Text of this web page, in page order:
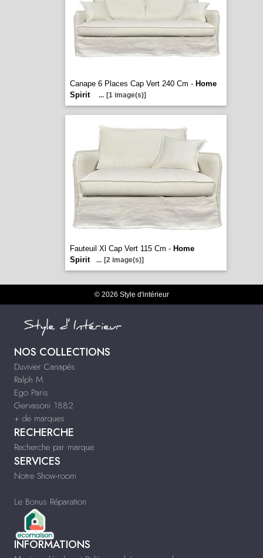
Canape 6 Places Cap Vert 240 Cm - Home
Spirit
... [1 image(s)]
Fauteuil Xl Cap Vert 115 Cm - Home
Spirit
... [2 image(s)]
© 2026 Style d'intérieur
NOS COLLECTIONS
Duvivier Canapés
Ralph M
Ego Paris
Gervasoni 1882
+ de marques
RECHERCHE
Recherche par marque
SERVICES
Notre Show-room
Le Bonus Réparation
INFORMATIONS